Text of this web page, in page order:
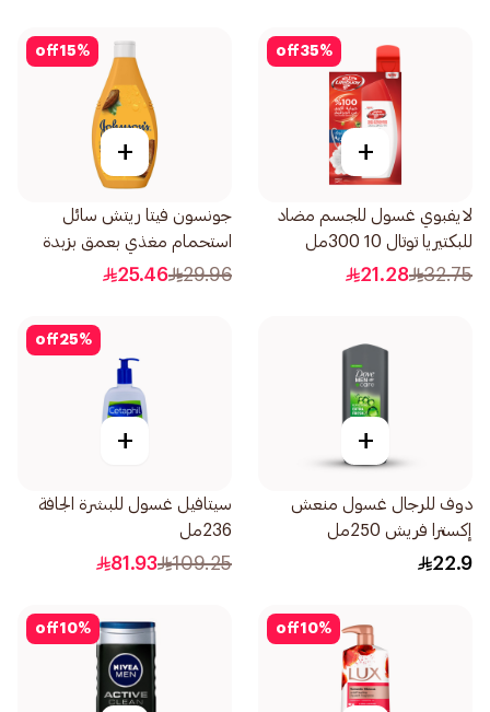
35%
off
+
لايفبوي غسول للجسم مضاد
للبكتيريا توتال 10 300مل
32.75
21.28
15%
off
+
جونسون فيتا ريتش سائل
استحمام مغذي بعمق بزبدة
الكاكاو غني 400مل
29.96
25.46
+
دوف للرجال غسول منعش
إكسترا فريش 250مل
22.9
25%
off
+
سيتافيل غسول للبشرة الجافة
236مل
109.25
81.93
10%
off
10%
off